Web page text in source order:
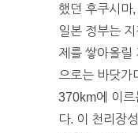
했던 후쿠시마
일본 정부는
제를 쌓아올릴
으로는 바닷가
370km에 이르
다. 이 천리장